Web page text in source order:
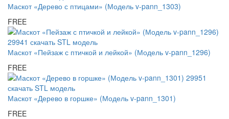
Маскот «Дерево с птицами» (Модель v-pann_1303)
FREE
Маскот «Пейзаж с птичкой и лейкой» (Модель v-pann_1296)
FREE
Маскот «Дерево в горшке» (Модель v-pann_1301)
FREE